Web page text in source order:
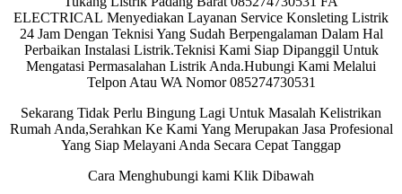
ELECTRICAL Menyediakan Layanan Service Konsleting Listrik
24 Jam Dengan Teknisi Yang Sudah Berpengalaman Dalam Hal
Perbaikan Instalasi Listrik.Teknisi Kami Siap Dipanggil Untuk
Mengatasi Permasalahan Listrik Anda.Hubungi Kami Melalui
Telpon Atau WA Nomor 085274730531
Sekarang Tidak Perlu Bingung Lagi Untuk Masalah Kelistrikan
Rumah Anda,Serahkan Ke Kami Yang Merupakan Jasa Profesional
Yang Siap Melayani Anda Secara Cepat Tanggap
Cara Menghubungi kami Klik Dibawah